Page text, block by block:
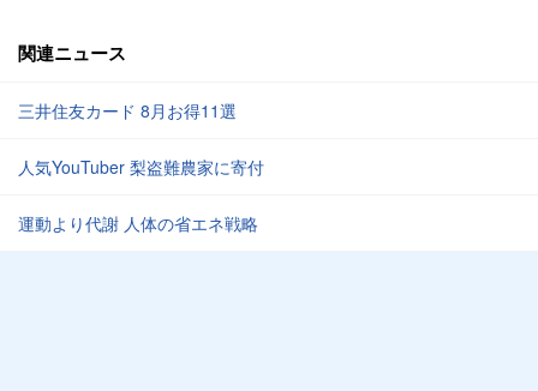
関連ニュース
三井住友カード 8月お得11選
人気YouTuber 梨盗難農家に寄付
運動より代謝 人体の省エネ戦略